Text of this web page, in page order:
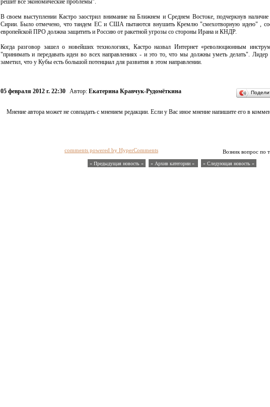
решит все экономические проблемы".
В своем выступлении Кастро заострил внимание на Ближнем и Среднем Востоке, подчеркнув
Сирии. Было отмечено, что тандем ЕС и США пытаются внушить Кремлю "смехотворную идею" ,
европейской ПРО должна защитить и Россию от ракетной угрозы со стороны Ирана и КНДР.
Когда разговор зашел о новейших технологиях, Кастро назвал Интернет «революционным
"принимать и передавать идеи во всех направлениях - и это то, что мы должны уметь делать".
заметил, что у Кубы есть большой потенциал для развития в этом направлении.
05 февраля 2012 г. 22:30 Автор: Екатерина Кравчук-Рудомёткина
Мнение автора может не совпадать с мнением редакции. Если у Вас иное мнение напишите его в
Возник вопрос по
comments powered by HyperComments
« Предыдущая новость « » Архив категории « » Следующая новость »